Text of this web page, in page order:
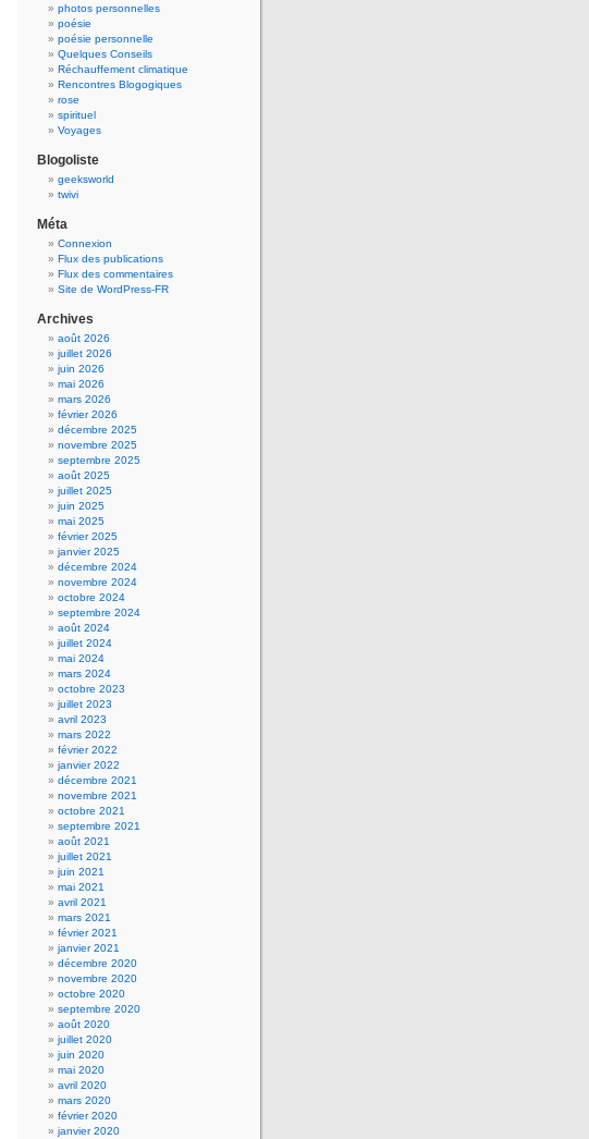
photos personnelles
poésie
poésie personnelle
Quelques Conseils
Réchauffement climatique
Rencontres Blogogiques
rose
spirituel
Voyages
Blogoliste
geeksworld
twivi
Méta
Connexion
Flux des publications
Flux des commentaires
Site de WordPress-FR
Archives
août 2026
juillet 2026
juin 2026
mai 2026
mars 2026
février 2026
décembre 2025
novembre 2025
septembre 2025
août 2025
juillet 2025
juin 2025
mai 2025
février 2025
janvier 2025
décembre 2024
novembre 2024
octobre 2024
septembre 2024
août 2024
juillet 2024
mai 2024
mars 2024
octobre 2023
juillet 2023
avril 2023
mars 2022
février 2022
janvier 2022
décembre 2021
novembre 2021
octobre 2021
septembre 2021
août 2021
juillet 2021
juin 2021
mai 2021
avril 2021
mars 2021
février 2021
janvier 2021
décembre 2020
novembre 2020
octobre 2020
septembre 2020
août 2020
juillet 2020
juin 2020
mai 2020
avril 2020
mars 2020
février 2020
janvier 2020